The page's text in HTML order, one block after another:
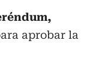
aprobar la